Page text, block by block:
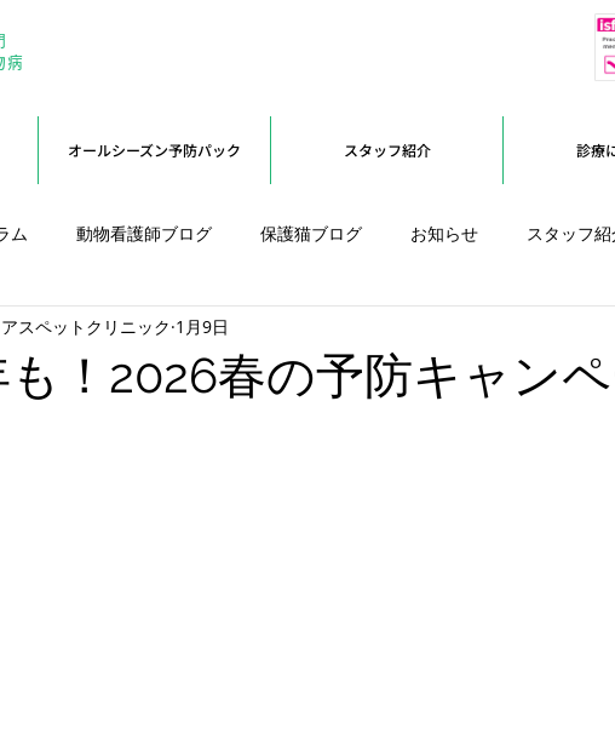
病
オールシーズン予防パック スタッフ紹介 診療
ム 動物看護師ブログ 保護猫ブログ お知らせ スタッフ
ブログ オープンに向けて
！2026春の予防キャン
スペットクリニック 1月9日